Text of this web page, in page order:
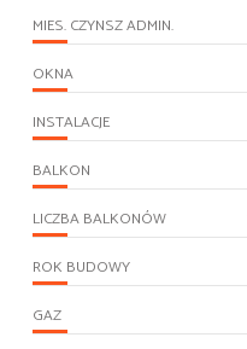
MIES. CZYNSZ ADMIN.
OKNA
INSTALACJE
BALKON
LICZBA BALKONÓW
ROK BUDOWY
GAZ